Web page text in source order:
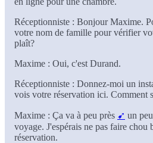
Réceptionniste : Bonjour Maxime.
votre nom de famille pour vérifier
plaît?
Maxime : Oui, c'est Durand.
Réceptionniste : Donnez-moi un
vois votre réservation ici. Comment
Maxime : Ça va à peu près ➹ un
voyage. J'espérais ne pas faire
réservation.